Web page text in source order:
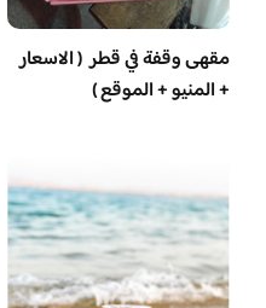
مقهى وقفة في قطر ( الاسعار
+ المنيو + الموقع )